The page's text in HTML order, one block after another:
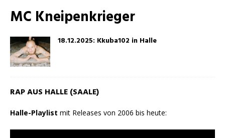
MC Kneipenkrieger
18.12.2025: Kkuba102 in Halle
RAP AUS HALLE (SAALE)
Halle-Playlist mit Releases von 2006 bis heute: